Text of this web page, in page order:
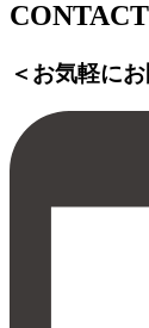
CONTACT
＜お気軽に